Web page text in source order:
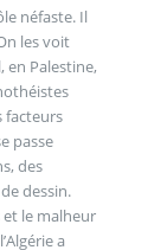
néfaste. Il
les voit
en Palestine,
facteurs
passe
dessin.
le malheur
a